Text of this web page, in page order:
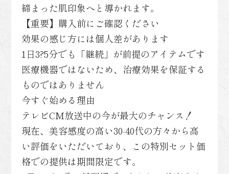
締まった肌印象へと導かれます。
【重要】購入前にご確認ください
効果の感じ方には個人差があります
1日3?5分でも「継続」が前提のアイテムです
医療機器ではないため、治療効果を保証する
ものではありません
今すぐ始める理由
テレビCM放送中の今が最大のチャンス！
現在、美容感度の高い30-40代の方々から高
い評価をいただいており、この特別セット価
格での提供は期間限定です。